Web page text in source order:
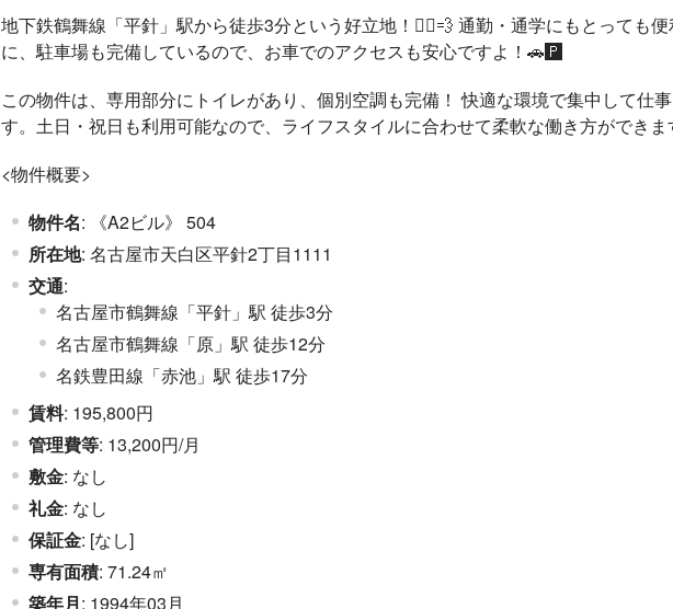
地下鉄鶴舞線「平針」駅から徒歩3分という好立地！🚶‍♀️💨 通勤・通学にもとっても
に、駐車場も完備しているので、お車でのアクセスも安心ですよ！🚗🅿️
この物件は、専用部分にトイレがあり、個別空調も完備！快適な環境で集中して仕
す。土日・祝日も利用可能なので、ライフスタイルに合わせて柔軟な働き方ができ
<物件概要>
物件名: 《A2ビル》 504
所在地: 名古屋市天白区平針2丁目1111
交通:
名古屋市鶴舞線「平針」駅 徒歩3分
名古屋市鶴舞線「原」駅 徒歩12分
名鉄豊田線「赤池」駅 徒歩17分
賃料: 195,800円
管理費等: 13,200円/月
敷金: なし
礼金: なし
保証金: [なし]
専有面積: 71.24㎡
築年月: 1994年03月